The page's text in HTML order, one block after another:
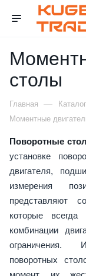
столы
Главная — Каталог
Моментные
Поворотные
установке
двигателя,
измерения
представляют
которые всегда
комбинации
ограничения.
поворотных